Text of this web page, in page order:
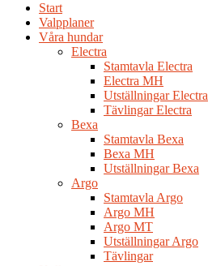
Start
Valpplaner
Våra hundar
Electra
Stamtavla Electra
Electra MH
Utställningar Electra
Tävlingar Electra
Bexa
Stamtavla Bexa
Bexa MH
Utställningar Bexa
Argo
Stamtavla Argo
Argo MH
Argo MT
Utställningar Argo
Tävlingar